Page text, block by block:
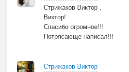
Стрижаков Виктор ,
Виктор!
Спасибо огромное!!!
Потрясающе написал!!!
Стрижаков Виктор